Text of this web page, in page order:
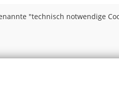
"technisch notwendige